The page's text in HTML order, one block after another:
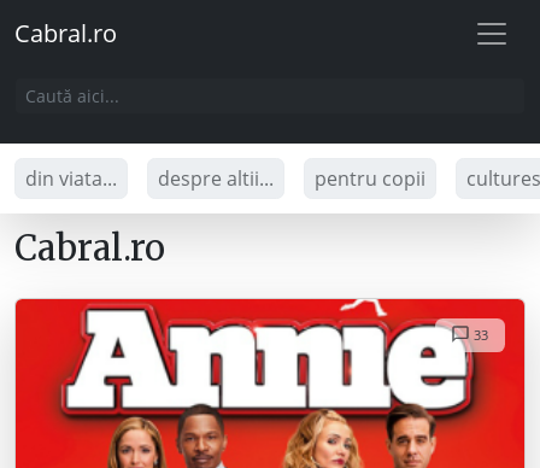
Cabral.ro
din viata... despre altii... pentru copii
Cabral.ro
33